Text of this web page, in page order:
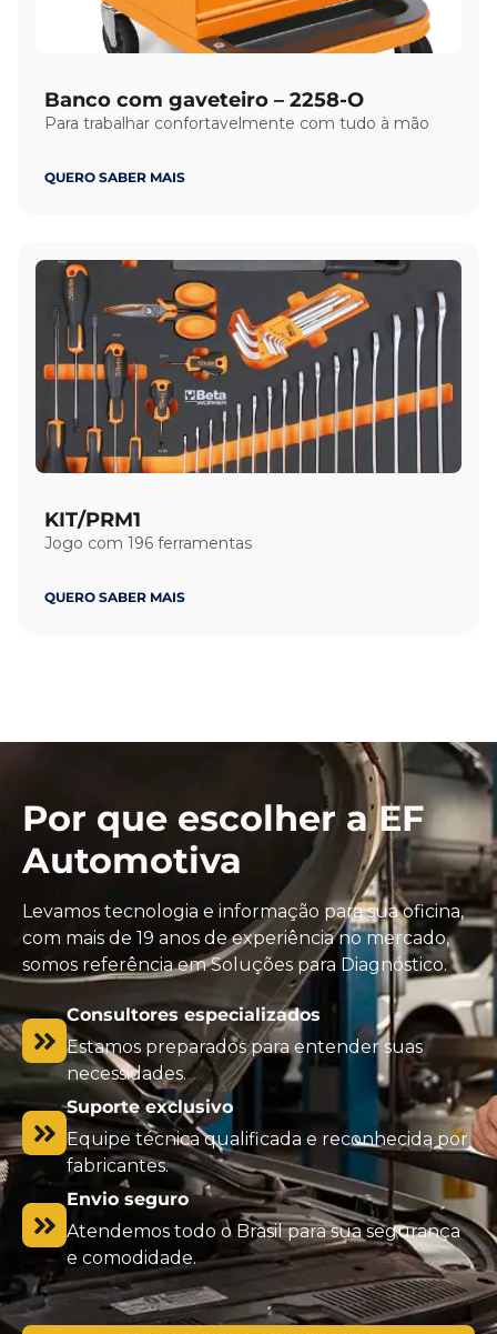
Banco com gaveteiro – 2258-O
Para trabalhar confortavelmente com tudo à mão
QUERO SABER MAIS
KIT/PRM1
Jogo com 196 ferramentas
QUERO SABER MAIS
Por que escolher a EF
Automotiva
Levamos tecnologia e informação para sua oficina,
com mais de 19 anos de experiência no mercado,
somos referência em Soluções para Diagnóstico.
Consultores especializados
Estamos preparados para entender suas
necessidades.
Suporte exclusivo
Equipe técnica qualificada e reconhecida por
fabricantes.
Envio seguro
Atendemos todo o Brasil para sua segurança
e comodidade.